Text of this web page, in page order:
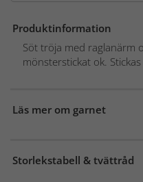
Produktinformation
Söt tröja med raglanärm
mönsterstickat ok.
Läs mer om garnet
Storlekstabell & tvättråd